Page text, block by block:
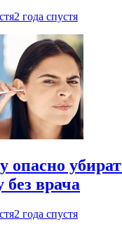
2 года спустя
опасно
без врача
2 года спустя